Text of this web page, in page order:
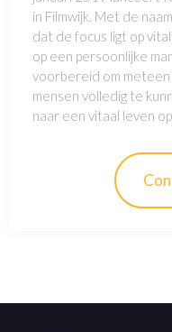
in Filmwijk. Met de
dat de focus ligt op
op een persoonlijke
voorbereid om meteen
mensen volledig te
naar een vitaal leven